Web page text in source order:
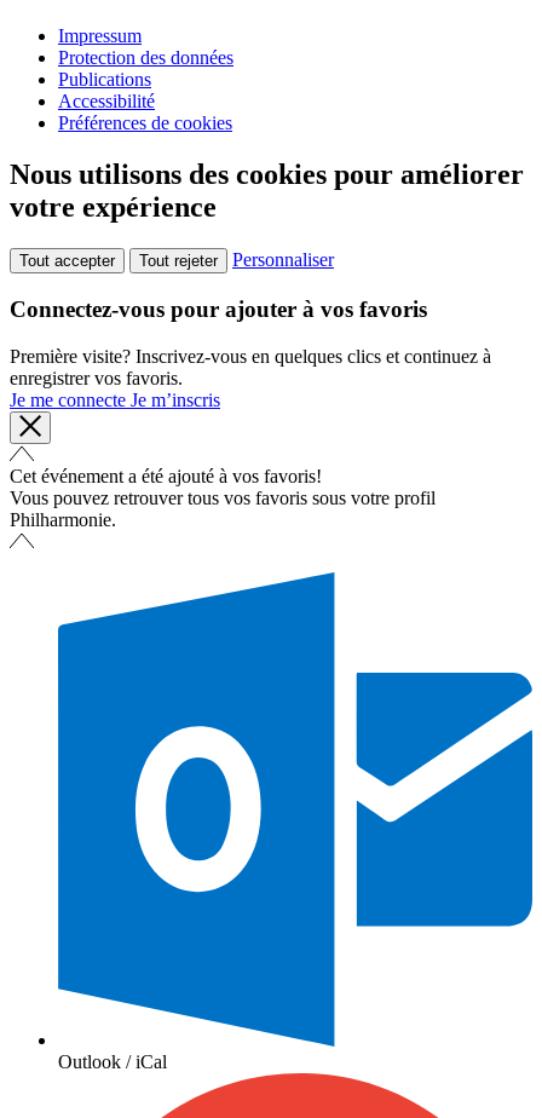
Impressum
Protection des données
Publications
Accessibilité
Préférences de cookies
Nous utilisons des cookies pour améliorer
votre expérience
Tout accepter Tout rejeter Personnaliser
Connectez-vous pour ajouter à vos favoris
Première visite? Inscrivez-vous en quelques clics et continuez à
enregistrer vos favoris.
Je me connecte Je m’inscris
Cet événement a été ajouté à vos favoris!
Vous pouvez retrouver tous vos favoris sous votre profil
Philharmonie.
Outlook / iCal